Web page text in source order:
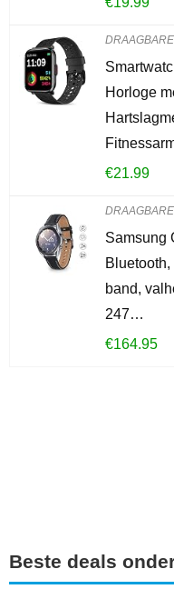
Horloge
€21.99
Samsung
band,
247…
€164.95
Beste deals